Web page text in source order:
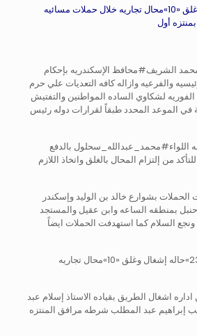
رفع «235»حاله إشغال وغلق «10»محال تجاريه خلال حملات مسائيه
أول
الشريف#محافظ الإسكندريه بإحكام
والفرعيه وازاله كافه التعديات علي حرم
الفوريه لشكاوي الساده المواطنين والتفتيش
في الموعد المحدد طبقاً لقرارات دوله رئيس
اللواء#محمد_عبدالله_سحلول بالدفع
من إلتزام المحال بالغلق واتخاذ اللازم
بشوارع خالد بن الوليد وإسكندر
بمنطقه الساعه وابن عقيل والمستجد
السلام كما استهدفت الحملات ايضاً
اسفرت عن رفع نحو «235»حاله إشغال وغلق «10»محال تجاريه
اشغال الطريق بقياده الاستاذ إسلام عبد
إبراهيم عبد المطلب شرطه مرافق المنتزه